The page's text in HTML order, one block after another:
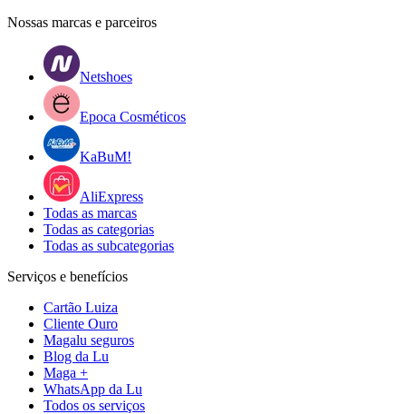
Nossas marcas e parceiros
Netshoes
Epoca Cosméticos
KaBuM!
AliExpress
Todas as marcas
Todas as categorias
Todas as subcategorias
Serviços e benefícios
Cartão Luiza
Cliente Ouro
Magalu seguros
Blog da Lu
Maga +
WhatsApp da Lu
Todos os serviços